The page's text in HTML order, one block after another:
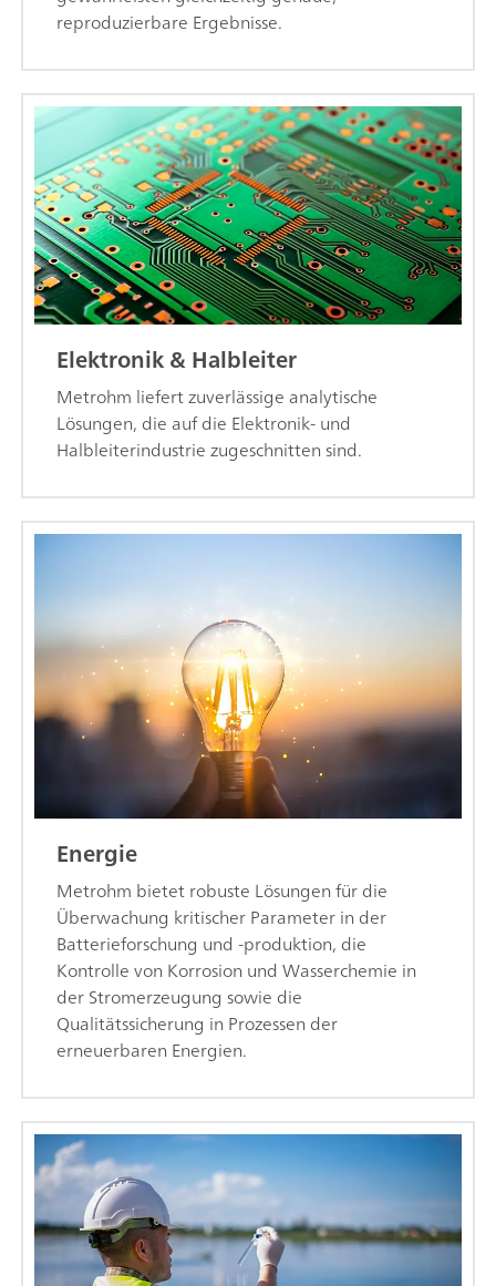
reproduzierbare Ergebnisse.
Elektronik & Halbleiter
Metrohm liefert zuverlässige analytische
Lösungen, die auf die Elektronik- und
Halbleiterindustrie zugeschnitten sind.
Energie
Metrohm bietet robuste Lösungen für die
Überwachung kritischer Parameter in der
Batterieforschung und -produktion, die
Kontrolle von Korrosion und Wasserchemie in
der Stromerzeugung sowie die
Qualitätssicherung in Prozessen der
erneuerbaren Energien.